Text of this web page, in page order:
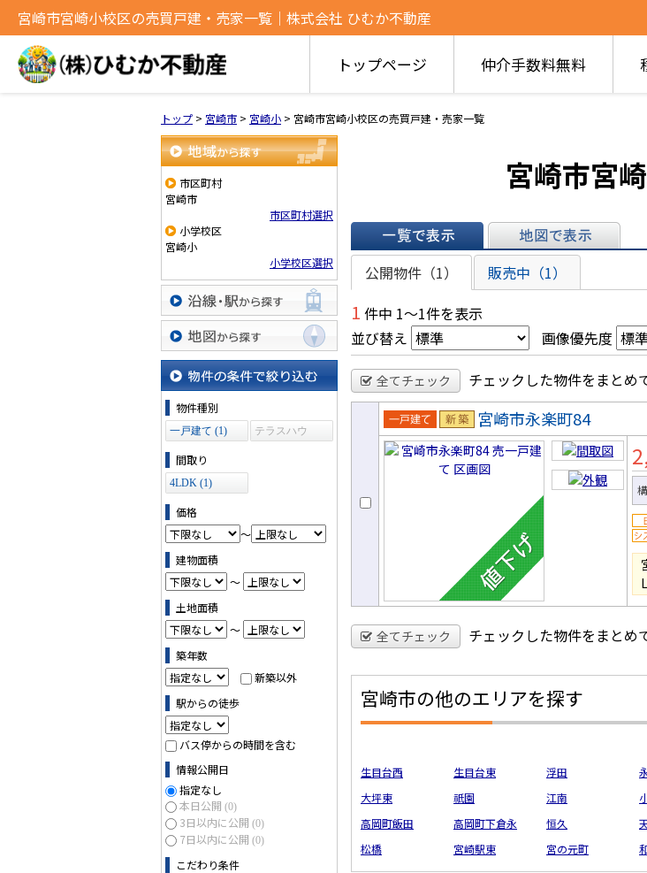
宮崎市宮崎小校区の売買戸建・売家一覧｜株式会社 ひむか不動産
トップページ 仲介手数料無料
トップ > 宮崎市 > 宮崎小 > 宮崎市宮崎小校区の売買戸建・売家一覧
地域から探す
市区町村
宮崎市
市区町村選択
小学校区
宮崎小
小学校区選択
沿線・駅から探す
地図から探す
物件の条件で絞り込む
物件種別
一戸建て (1)
テラスハウ
間取り
4LDK (1)
価格
～
建物面積
～
土地面積
～
築年数
新築以外
駅からの徒歩
バス停からの時間を含む
情報公開日
指定なし
本日公開 (0)
3日以内に公開 (0)
7日以内に公開 (0)
こだわり条件
宮崎市宮
一覧で表示 地図で表示
公開物件（1） 販売中（1）
1 件中 1～1件を表示
並び替え
画像優先度
全てチェック チェックした物件をまとめ
売一戸建
て
新築
宮崎市永楽町84
全てチェック チェックした物件をまとめ
宮崎市の他のエリアを探す
生目台西 生目台東 浮田
大坪東
祇園 江南
高岡町飯田
高岡町下倉永 恒久
松橋
宮崎駅東 宮の元町